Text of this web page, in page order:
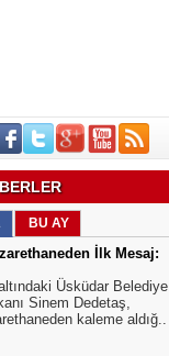
BU AY
İlk Mesaj:
Üsküdar Belediye
Sinem Dedetaş,
kaleme aldığ..